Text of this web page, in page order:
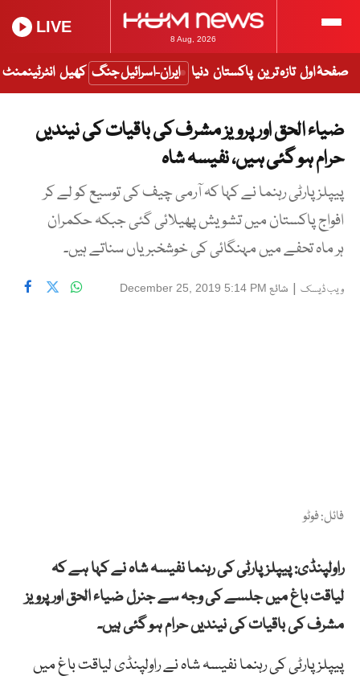
8 Aug, 2026
LIVE
صفحۂ اول تازہ ترین پاکستان دنیا ایران-اسرائیل جنگ کھیل انٹرٹینمنٹ
ضیاء الحق اور پرویز مشرف کی باقیات کی نیندیں
حرام ہو گئی ہیں، نفیسہ شاہ
پیپلز پارٹی رہنما نے کہا کہ آرمی چیف کی توسیع کو لے کر
افواج پاکستان میں تشویش پھیلائی گئی جبکہ حکمران
ہر ماہ تحفے میں مہنگائی کی خوشخبریاں سناتے ہیں۔
ویب ڈیسک | شائع December 25, 2019 5:14 PM
فائل: فوٹو
راولپنڈی: پیپلز پارٹی کی رہنما نفیسہ شاہ نے کہا ہے کہ
لیاقت باغ میں جلسے کی وجہ سے جنرل ضیاء الحق اور پرویز
مشرف کی باقیات کی نیندیں حرام ہو گئی ہیں۔
پیپلز پارٹی کی رہنما نفیسہ شاہ نے راولپنڈی لیاقت باغ میں